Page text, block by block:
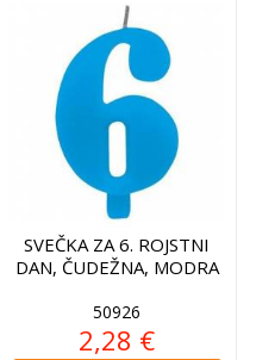
SVEČKA ZA 6. ROJSTNI
DAN, ČUDEŽNA, MODRA
50926
2,28 €